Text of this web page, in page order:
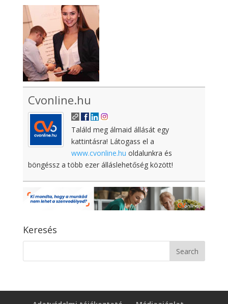
Cvonline.hu
Találd meg álmaid állását egy
kattintásra! Látogass el a
www.cvonline.hu oldalunkra és
böngéssz a több ezer álláslehetőség között!
Keresés